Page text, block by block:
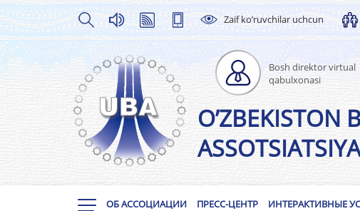
Zaif ko’ruvchilar uchcun
Bosh direktor virtual
qabulxonasi
O’ZBEKISTON
ОБ АССОЦИАЦИИ ПРЕСС-ЦЕНТР ИНТЕРАКТИВНЫЕ